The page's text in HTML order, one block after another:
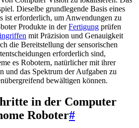
Dieselbe grundlegende Basis eines
ist erforderlich, um Anwendungen zu
Produkte in derFertigung prüfen
mit Präzision und Genauigkeit
die Bereitstellung der sensorischen
erforderlich sind,
es Robotern, natürlicher mit ihrer
und das Spektrum der Aufgaben zu
bewältigen können.
in der Computer
Roboter#